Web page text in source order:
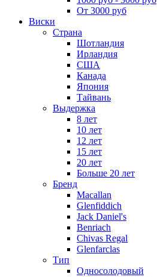
От 3000 руб
Виски
Страна
Шотландия
Ирландия
США
Канада
Япония
Тайвань
Выдержка
8 лет
10 лет
12 лет
15 лет
20 лет
Больше 20 лет
Бренд
Macallan
Glenfiddich
Jack Daniel's
Benriach
Chivas Regal
Glenfarclas
Тип
Односолодовый